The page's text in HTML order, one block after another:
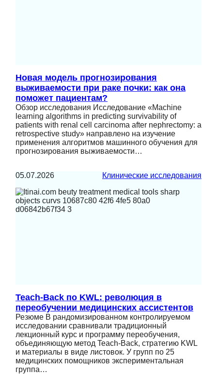
Новая модель прогнозирования
выживаемости при раке почки: как она
поможет пациентам?
Обзор исследования Исследование «Machine
learning algorithms in predicting survivability of
patients with renal cell carcinoma after nephrectomy: a
retrospective study» направлено на изучение
применения алгоритмов машинного обучения для
прогнозирования выживаемости…
05.07.2026 Клинические исследования
Teach-Back по KWL: революция в
переобучении медицинских ассистентов
Резюме В рандомизированном контролируемом
исследовании сравнивали традиционный
лекционный курс и программу переобучения,
объединяющую метод Teach‑Back, стратегию KWL
и материалы в виде листовок. У групп по 25
медицинских помощников экспериментальная
группа…